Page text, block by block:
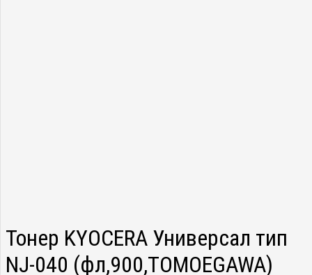
Тонер KYOCERA Универсал тип
NJ-040 (фл,900,TOMOEGAWA)